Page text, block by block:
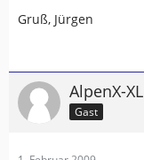
Gruß, Jürgen
AlpenX-XL
Gast